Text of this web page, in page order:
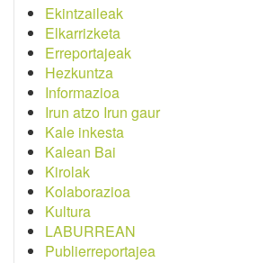
Ekintzaileak
Elkarrizketa
Erreportajeak
Hezkuntza
Informazioa
Irun atzo Irun gaur
Kale inkesta
Kalean Bai
Kirolak
Kolaborazioa
Kultura
LABURREAN
Publierreportajea